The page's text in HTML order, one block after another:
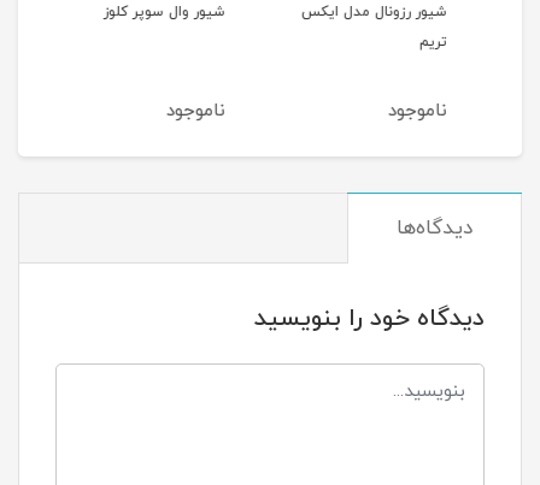
شیور رزونال مدل ایکس
تریم
ناموجود
شیور وال سوپر کلوز
ناموجود
دیدگاه‌ها
دیدگاه خود را بنویسید